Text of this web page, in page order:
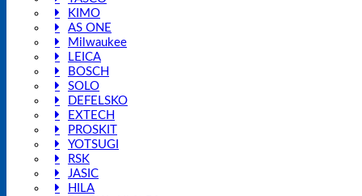
KIMO
AS ONE
Milwaukee
LEICA
BOSCH
SOLO
DEFELSKO
EXTECH
PROSKIT
YOTSUGI
RSK
JASIC
HILA